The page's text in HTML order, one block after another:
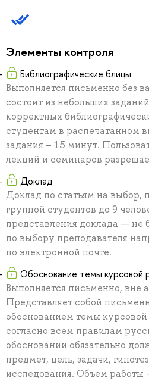
Элементы контроля
Библиографические блицы
Выполняется письменно без
состоит из небольших
корректных
студентам в распечатанном
задания – 15 минут.
лекций и семинаров
Доклад
Доклад по статьям на выбор,
группой студентов до 9
представления доклада — не
по выбору преподавателя
по электронной почте.
Обоснование темы курсовой
Выполняется письменно, вне
Представляет собой
обоснованием темы
согласно всем правилам
обосновании обязательно
предмет, цель, задачи,
исследования. Объем работы